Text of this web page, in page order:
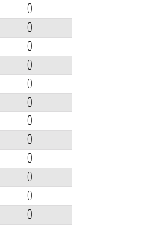
0
0
0
0
0
0
0
0
0
0
0
0